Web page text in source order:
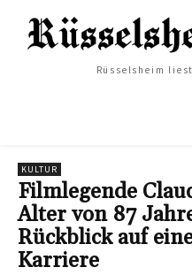
Rüsselsheim
KULTUR
Filmlegende
Alter von 87
Rückblick auf
Karriere